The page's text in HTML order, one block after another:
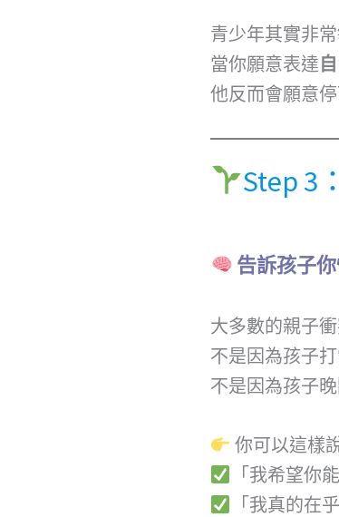
青少年其實非常
當你願意表達
他反而會願意
Step 3
告訴孩子
大多數的親子
不是因為孩子
不是因為孩子
你可以這樣
「我希望你
「我真的在